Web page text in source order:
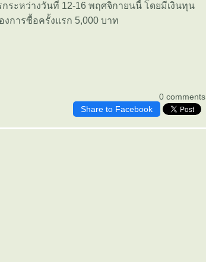
กระหว่างวันที่ 12-16 พฤศจิกายนนี้ โดยมีเงินทุน
การซื้อครั้งแรก 5,000 บาท
0 comments
Share to Facebook